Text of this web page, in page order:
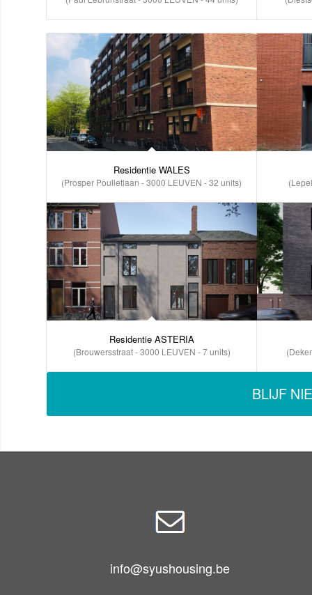
Residentie WALES
(Prosper Poulletlaan - 3000 LEUVEN - 32 units)
Residentie ASTERIA
(Brouwersstraat - 3000 LEUVEN - 7 units)
BLIJF
info@syushousing.be